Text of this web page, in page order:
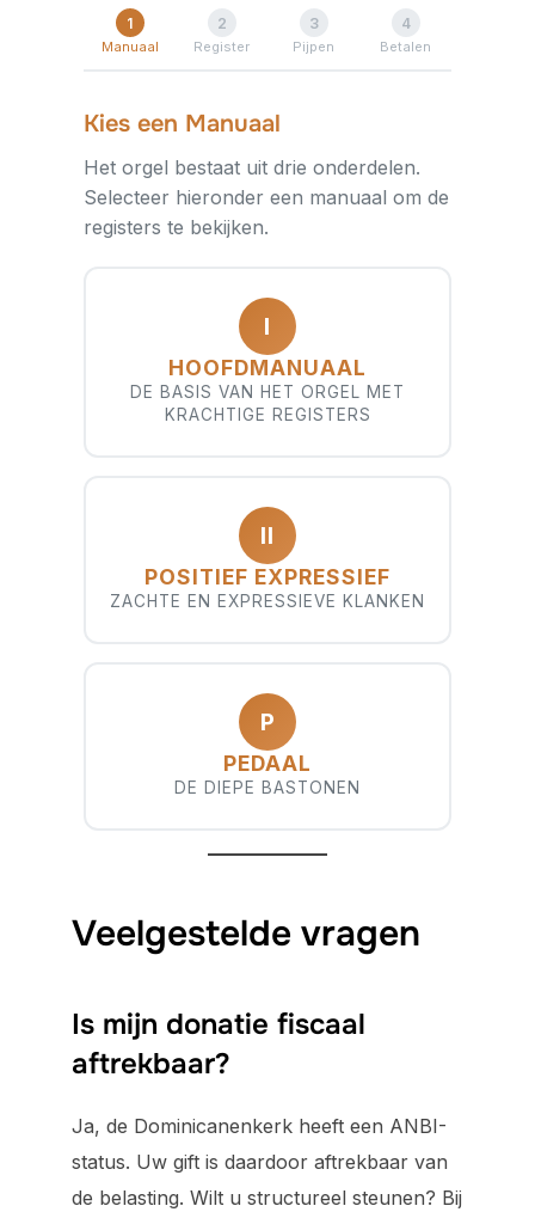
1
Manuaal
2
Register
3
Pijpen
4
Betalen
Kies een Manuaal
Het orgel bestaat uit drie onderdelen.
Selecteer hieronder een manuaal om de
registers te bekijken.
I
HOOFDMANUAAL
DE BASIS VAN HET ORGEL MET
KRACHTIGE REGISTERS
II
POSITIEF EXPRESSIEF
ZACHTE EN EXPRESSIEVE KLANKEN
P
PEDAAL
DE DIEPE BASTONEN
Veelgestelde vragen
Is mijn donatie fiscaal
aftrekbaar?
Ja, de Dominicanenkerk heeft een ANBI-
status. Uw gift is daardoor aftrekbaar van
de belasting. Wilt u structureel steunen? Bij